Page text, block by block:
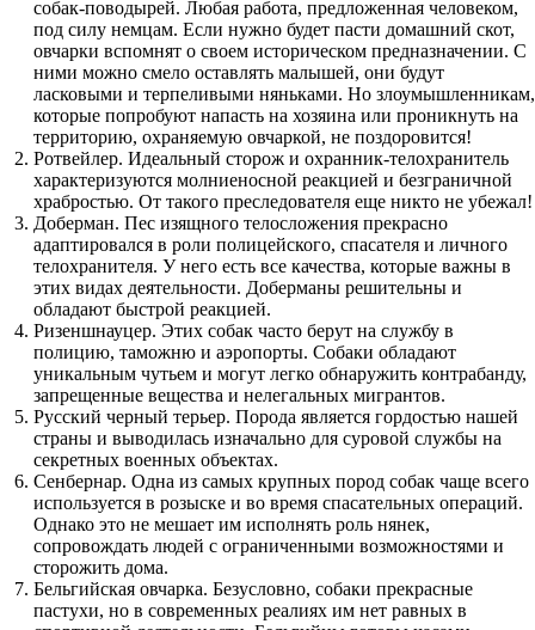
собак-поводырей. Любая работа, предложенная человеком,
под силу немцам. Если нужно будет пасти домашний скот,
овчарки вспомнят о своем историческом предназначении. С
ними можно смело оставлять малышей, они будут
ласковыми и терпеливыми няньками. Но злоумышленникам,
которые попробуют напасть на хозяина или проникнуть на
территорию, охраняемую овчаркой, не поздоровится!
Ротвейлер. Идеальный сторож и охранник-телохранитель
характеризуются молниеносной реакцией и безграничной
храбростью. От такого преследователя еще никто не убежал!
Доберман. Пес изящного телосложения прекрасно
адаптировался в роли полицейского, спасателя и личного
телохранителя. У него есть все качества, которые важны в
этих видах деятельности. Доберманы решительны и
обладают быстрой реакцией.
Ризеншнауцер. Этих собак часто берут на службу в
полицию, таможню и аэропорты. Собаки обладают
уникальным чутьем и могут легко обнаружить контрабанду,
запрещенные вещества и нелегальных мигрантов.
Русский черный терьер. Порода является гордостью нашей
страны и выводилась изначально для суровой службы на
секретных военных объектах.
Сенбернар. Одна из самых крупных пород собак чаще всего
используется в розыске и во время спасательных операций.
Однако это не мешает им исполнять роль нянек,
сопровождать людей с ограниченными возможностями и
сторожить дома.
Бельгийская овчарка. Безусловно, собаки прекрасные
пастухи, но в современных реалиях им нет равных в